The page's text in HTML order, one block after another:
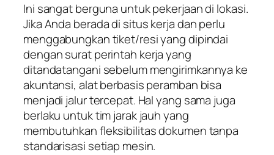
Ini sangat berguna untuk pekerjaan di lokasi.
Jika Anda berada di situs kerja dan perlu
menggabungkan tiket/resi yang dipindai
dengan surat perintah kerja yang
ditandatangani sebelum mengirimkannya ke
akuntansi, alat berbasis peramban bisa
menjadi jalur tercepat. Hal yang sama juga
berlaku untuk tim jarak jauh yang
membutuhkan fleksibilitas dokumen tanpa
standarisasi setiap mesin.